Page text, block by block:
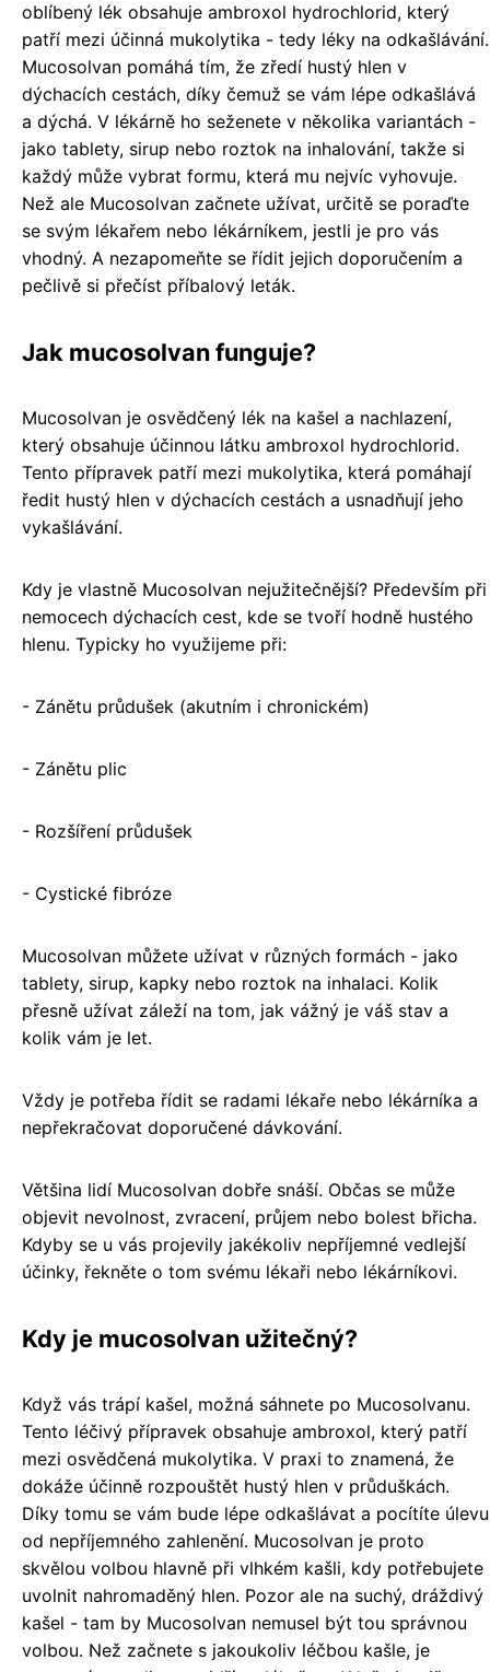
oblíbený lék obsahuje ambroxol hydrochlorid, který
patří mezi účinná mukolytika - tedy léky na odkašlávání.
Mucosolvan pomáhá tím, že zředí hustý hlen v
dýchacích cestách, díky čemuž se vám lépe odkašlává
a dýchá. V lékárně ho seženete v několika variantách -
jako tablety, sirup nebo roztok na inhalování, takže si
každý může vybrat formu, která mu nejvíc vyhovuje.
Než ale Mucosolvan začnete užívat, určitě se poraďte
se svým lékařem nebo lékárníkem, jestli je pro vás
vhodný. A nezapomeňte se řídit jejich doporučením a
pečlivě si přečíst příbalový leták.
Jak mucosolvan funguje?
Mucosolvan je osvědčený lék na kašel a nachlazení,
který obsahuje účinnou látku ambroxol hydrochlorid.
Tento přípravek patří mezi mukolytika, která pomáhají
ředit hustý hlen v dýchacích cestách a usnadňují jeho
vykašlávání.
Kdy je vlastně Mucosolvan nejužitečnější? Především při
nemocech dýchacích cest, kde se tvoří hodně hustého
hlenu. Typicky ho využijeme při:
- Zánětu průdušek (akutním i chronickém)
- Zánětu plic
- Rozšíření průdušek
- Cystické fibróze
Mucosolvan můžete užívat v různých formách - jako
tablety, sirup, kapky nebo roztok na inhalaci. Kolik
přesně užívat záleží na tom, jak vážný je váš stav a
kolik vám je let.
Vždy je potřeba řídit se radami lékaře nebo lékárníka a
nepřekračovat doporučené dávkování.
Většina lidí Mucosolvan dobře snáší. Občas se může
objevit nevolnost, zvracení, průjem nebo bolest břicha.
Kdyby se u vás projevily jakékoliv nepříjemné vedlejší
účinky, řekněte o tom svému lékaři nebo lékárníkovi.
Kdy je mucosolvan užitečný?
Když vás trápí kašel, možná sáhnete po Mucosolvanu.
Tento léčivý přípravek obsahuje ambroxol, který patří
mezi osvědčená mukolytika. V praxi to znamená, že
dokáže účinně rozpouštět hustý hlen v průduškách.
Díky tomu se vám bude lépe odkašlávat a pocítíte úlevu
od nepříjemného zahlenění. Mucosolvan je proto
skvělou volbou hlavně při vlhkém kašli, kdy potřebujete
uvolnit nahromaděný hlen. Pozor ale na suchý, dráždivý
kašel - tam by Mucosolvan nemusel být tou správnou
volbou. Než začnete s jakoukoliv léčbou kašle, je